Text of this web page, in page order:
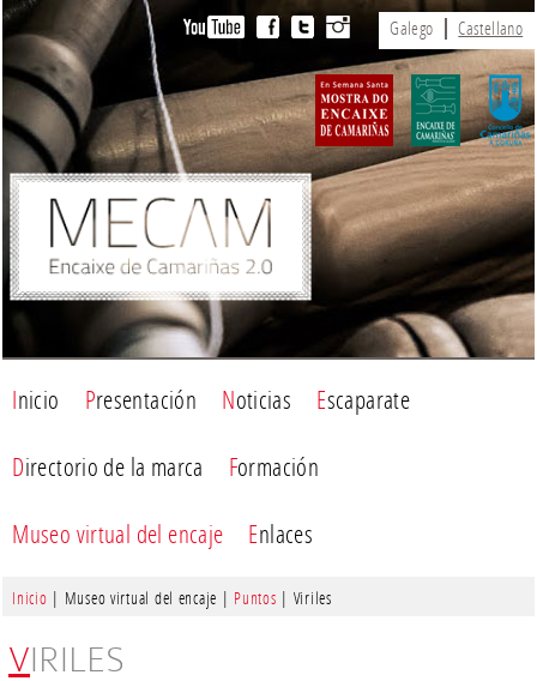
Galego Castellano
Inicio Presentación Noticias Escaparate
Directorio de la marca Formación
Museo virtual del encaje Enlaces
Inicio | Museo virtual del encaje | Puntos | Viriles
VIRILES